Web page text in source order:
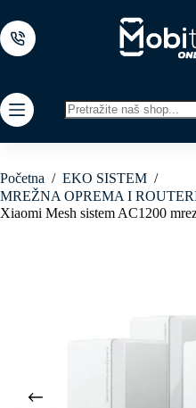
to
content
results
Početna / EKO SISTEM /
MREŽNA OPREMA I
Xiaomi Mesh sistem AC1200